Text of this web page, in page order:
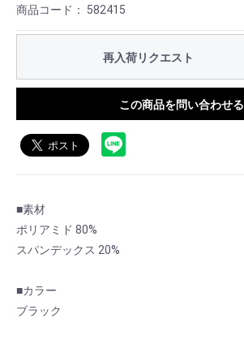
商品コード： 582415
再入荷リクエスト
この商品を問い合わせる
■素材
ポリアミド 80%
スパンデックス 20%
■カラー
ブラック